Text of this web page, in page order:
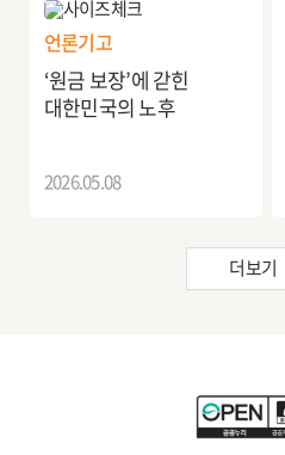
언론기고
‘원금 보장’에 갇힌
대한민국의 노후
2026.05.08
더보기